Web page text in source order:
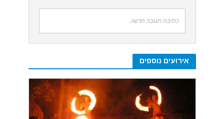
כתיבת תגובה חדשה
אירועים נוספים